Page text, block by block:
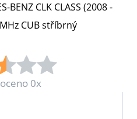
BENZ CLK CLASS (2008 -
CUB stříbrný
0x